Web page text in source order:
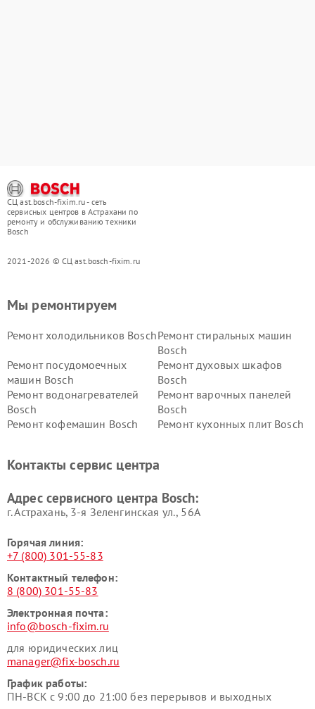
СЦ ast.bosch-fixim.ru - сеть
сервисных центров в Астрахани по
ремонту и обслуживанию техники
Bosch
2021-2026 © СЦ ast.bosch-fixim.ru
Мы ремонтируем
Ремонт холодильников BoschРемонт стиральных машин
Bosch
Ремонт посудомоечных
машин Bosch
Ремонт духовых шкафов
Bosch
Ремонт водонагревателей
Bosch
Ремонт варочных панелей
Bosch
Ремонт кофемашин Bosch
Ремонт кухонных плит Bosch
Ремонт сушильных автоматовРемонт морозильных камер
Контакты сервис центра
Адрес сервисного центра Bosch:
г. Астрахань, 3-я Зеленгинская ул., 56А
Горячая линия:
+7 (800) 301-55-83
Контактный телефон:
8 (800) 301-55-83
Электронная почта:
info@bosch-fixim.ru
для юридических лиц
manager@fix-bosch.ru
График работы:
ПН-ВСК с 9:00 до 21:00 без перерывов и выходных